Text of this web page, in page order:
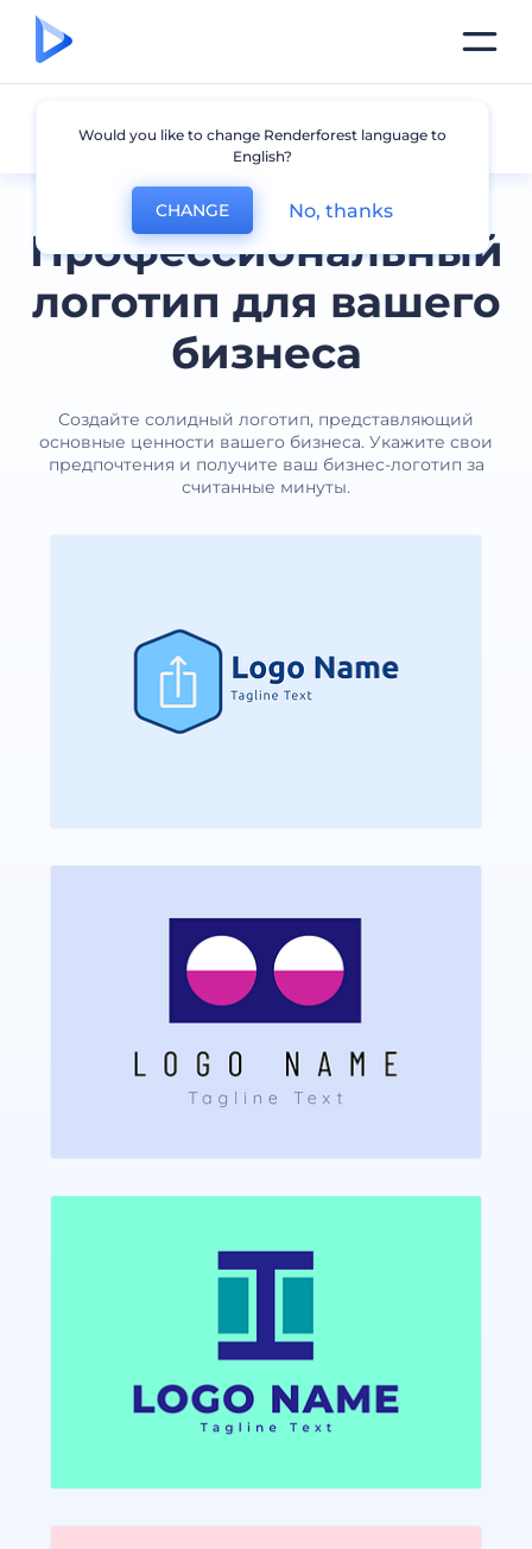
Профессиональный
логотип для вашего
бизнеса
Создайте солидный логотип, представляющий
основные ценности вашего бизнеса. Укажите свои
предпочтения и получите ваш бизнес-логотип за
считанные минуты.
Бизнес
Would you like to change Renderforest language to
English?
CHANGE No, thanks